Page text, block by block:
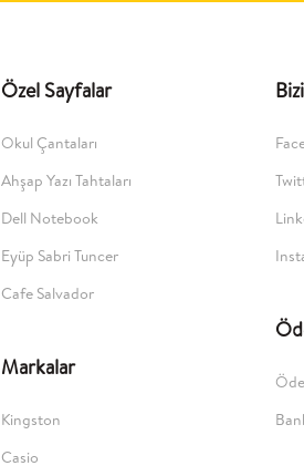
Özel Sayfalar
Okul Çantaları
Ahşap Yazı Tahtaları
Dell Notebook
Eyüp Sabri Tuncer
Cafe Salvador
Markalar
Kingston
Casio